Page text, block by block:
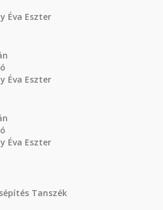
Éva Eszter
Éva Eszter
Éva Eszter
Tanszék